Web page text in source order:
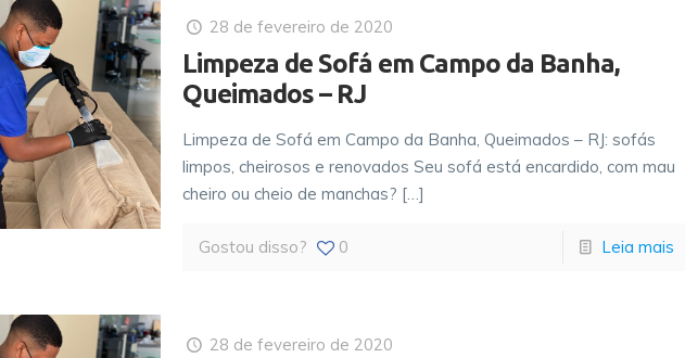
28 de fevereiro de 2020
Limpeza de Sofá em Campo da Banha,
Queimados – RJ
Limpeza de Sofá em Campo da Banha, Queimados – RJ: sofás
limpos, cheirosos e renovados Seu sofá está encardido, com mau
cheiro ou cheio de manchas? […]
Gostou disso? 0 Leia mais
28 de fevereiro de 2020